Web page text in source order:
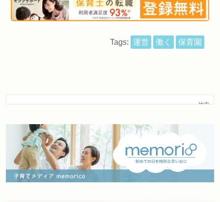
Tags: 運営 働く 保育園
検索